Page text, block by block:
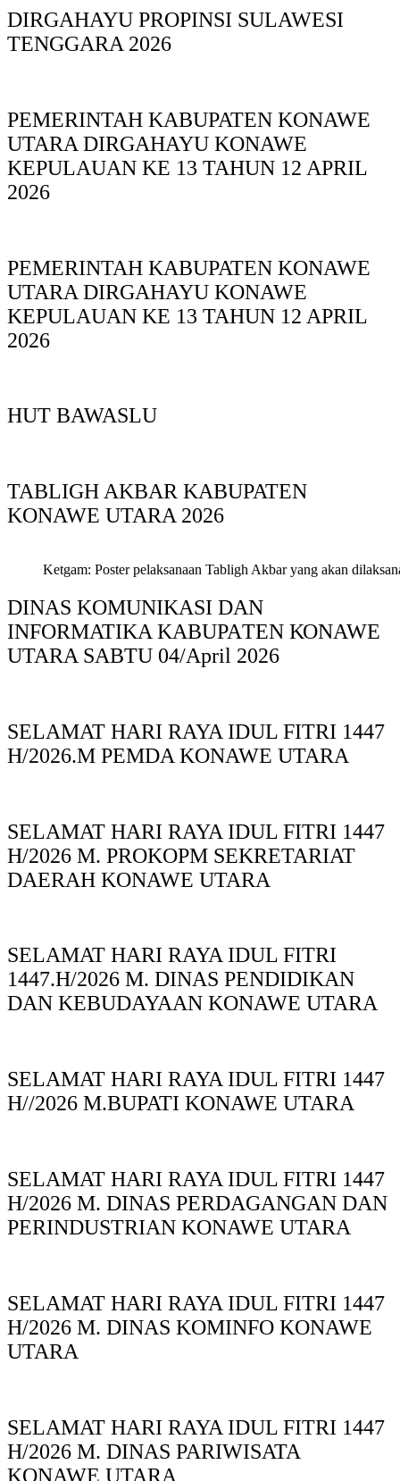
DIRGAHAYU PROPINSI SULAWESI
TENGGARA 2026
PEMERINTAH KABUPATEN KONAWE
UTARA DIRGAHAYU KONAWE
KEPULAUAN KE 13 TAHUN 12 APRIL
2026
PEMERINTAH KABUPATEN KONAWE
UTARA DIRGAHAYU KONAWE
KEPULAUAN KE 13 TAHUN 12 APRIL
2026
HUT BAWASLU
TABLIGH AKBAR KABUPATEN
KONAWE UTARA 2026
Ketgam: Poster pelaksanaan Tabligh Akbar yang akan
DINAS KOMUNIKASI DAN
INFORMATIKA KABUPAΤΕΝ ΚΟNAWE
UTARA SABTU 04/April 2026
SELAMAT HARI RAYA IDUL FITRI 1447
H/2026.M PEMDA KONAWE UTARA
SELAMAT HARI RAYA IDUL FITRI 1447
H/2026 M. PROKOPM SEKRETARIAT
DAERAH KONAWE UTARA
SELAMAT HARI RAYA IDUL FITRI
1447.H/2026 M. DINAS PENDIDIKAN
DAN KEBUDAYAAN KONAWE UTARA
SELAMAT HARI RAYA IDUL FITRI 1447
H//2026 M.BUPATI KONAWE UTARA
SELAMAT HARI RAYA IDUL FITRI 1447
H/2026 M. DINAS PERDAGANGAN DAN
PERINDUSTRIAN KONAWE UTARA
SELAMAT HARI RAYA IDUL FITRI 1447
H/2026 M. DINAS KOMINFO KONAWE
UTARA
SELAMAT HARI RAYA IDUL FITRI 1447
H/2026 M. DINAS PARIWISATA
KONAWE UTARA